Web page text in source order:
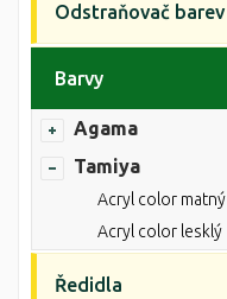
Odstraňovač barev
Barvy
Agama
Tamiya
Acryl color matný
Acryl color lesklý
Ředidla